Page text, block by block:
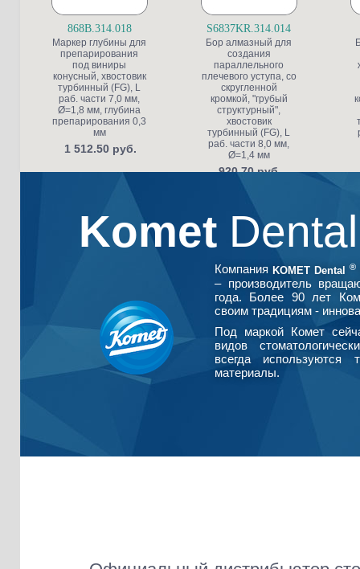
868B.314.018
Маркер глубины для
препарирования
под виниры
конусный, хвостовик
турбинный (FG), L
раб. части 7,0 мм,
Ø=1,8 мм, глубина
препарирования 0,3
мм
1 512.50 руб.
S6837KR.314.014
Бор алмазный для
создания
параллельного
плечевого уступа, со
скругленной
кромкой, "грубый
структурный",
хвостовик
турбинный (FG), L
раб. части 8,0 мм,
Ø=1,4 мм
920.70 руб.
Komet
Компания KOMET Dental ®
– производитель
года. Более 90 лет
своим традициям -
Под маркой Комет
видов
всегда используются
материалы.